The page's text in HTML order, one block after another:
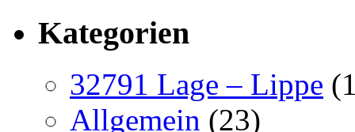
Kategorien
32791 Lage – Lippe
Allgemein (23)